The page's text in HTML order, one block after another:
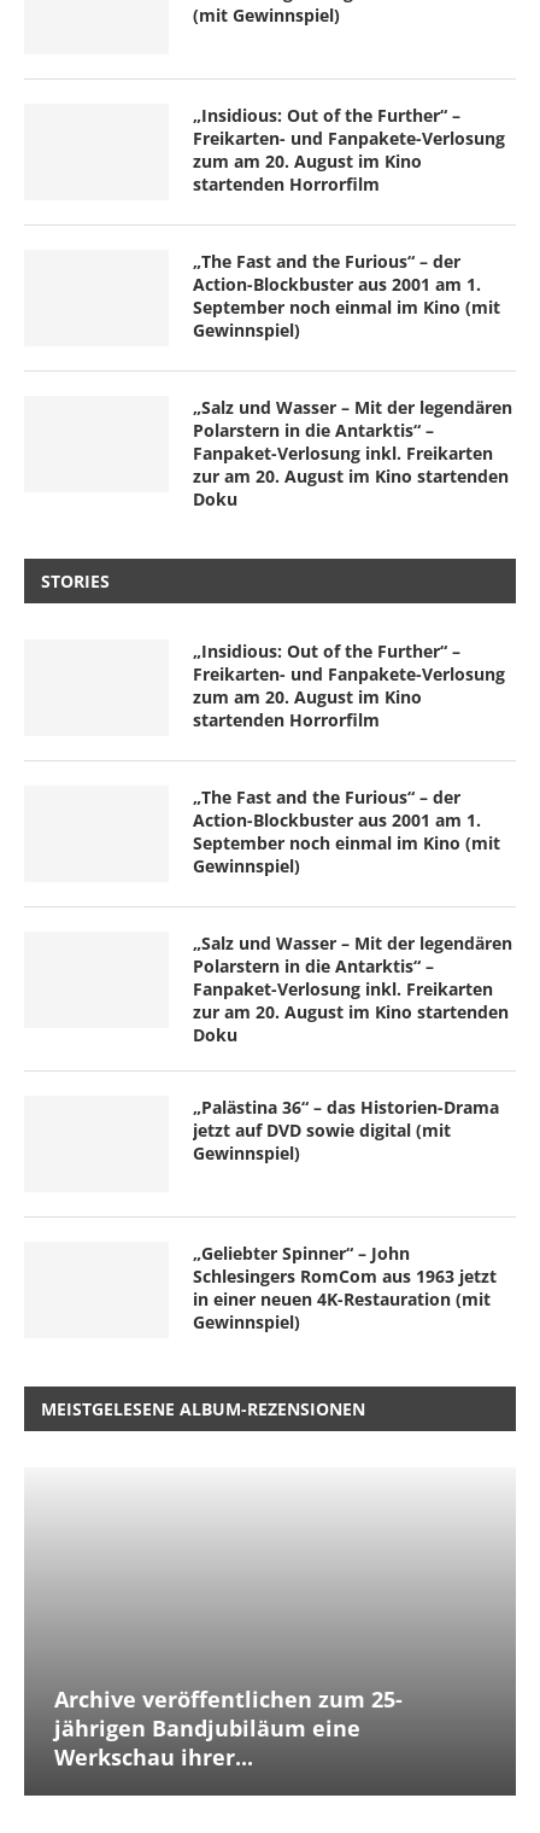
(mit Gewinnspiel)
„Insidious: Out of the Further“ –
Freikarten- und Fanpakete-Verlosung
zum am 20. August im Kino
startenden Horrorfilm
„The Fast and the Furious“ – der
Action-Blockbuster aus 2001 am 1.
September noch einmal im Kino (mit
Gewinnspiel)
„Salz und Wasser – Mit der legendären
Polarstern in die Antarktis“ –
Fanpaket-Verlosung inkl. Freikarten
zur am 20. August im Kino startenden
Doku
STORIES
„Insidious: Out of the Further“ –
Freikarten- und Fanpakete-Verlosung
zum am 20. August im Kino
startenden Horrorfilm
„The Fast and the Furious“ – der
Action-Blockbuster aus 2001 am 1.
September noch einmal im Kino (mit
Gewinnspiel)
„Salz und Wasser – Mit der legendären
Polarstern in die Antarktis“ –
Fanpaket-Verlosung inkl. Freikarten
zur am 20. August im Kino startenden
Doku
„Palästina 36“ – das Historien-Drama
jetzt auf DVD sowie digital (mit
Gewinnspiel)
„Geliebter Spinner“ – John
Schlesingers RomCom aus 1963 jetzt
in einer neuen 4K-Restauration (mit
Gewinnspiel)
MEISTGELESENE ALBUM-REZENSIONEN
Archive veröffentlichen zum 25-
jährigen Bandjubiläum eine
Werkschau ihrer...